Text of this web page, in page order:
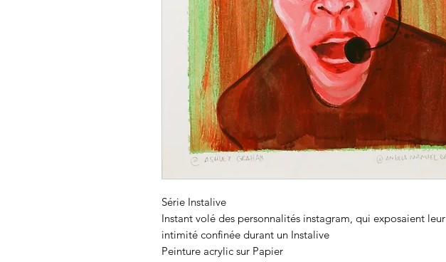
Série Instalive
Instant volé des personnalités instagram, qui exposaient leur
intimité confinée durant un Instalive
Peinture acrylic sur Papier